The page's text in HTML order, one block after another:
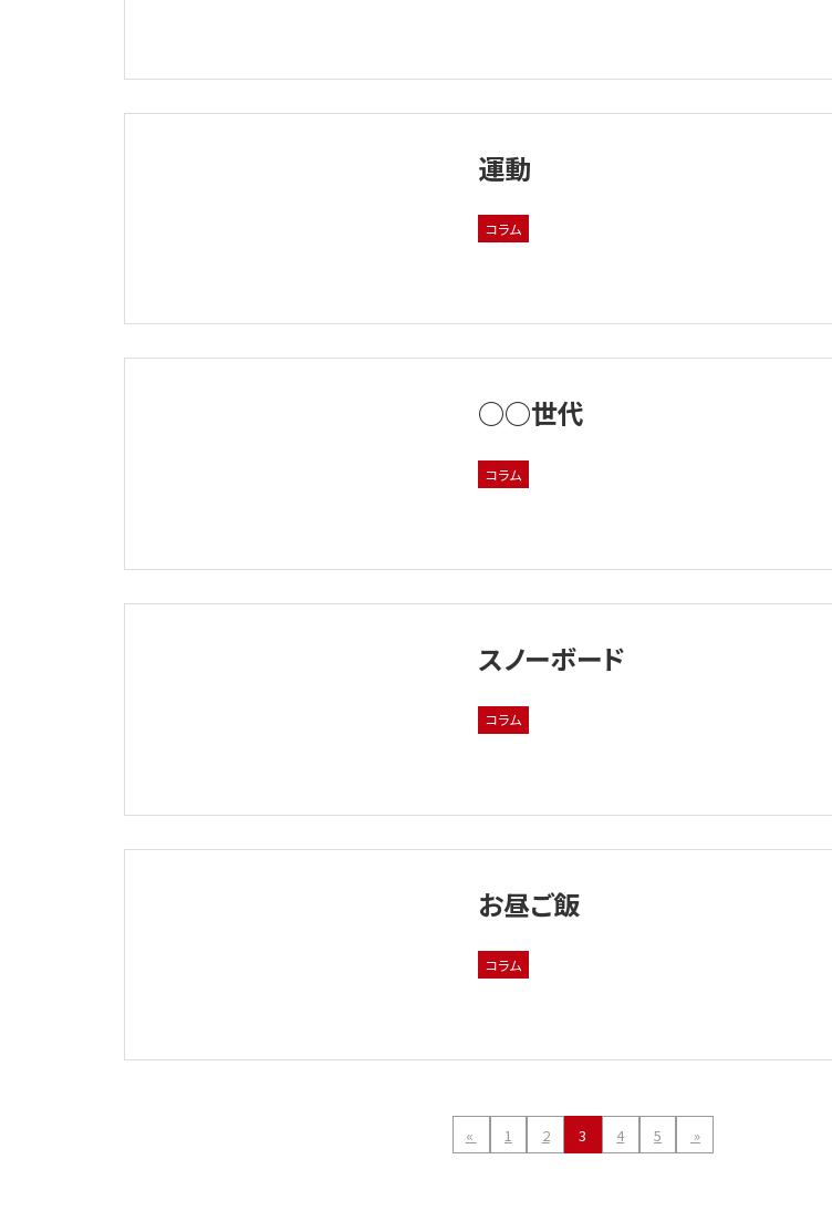
運動
コラム
○○世代
コラム
スノーボード
コラム
お昼ご飯
コラム
« 1 2 3 4 5 »